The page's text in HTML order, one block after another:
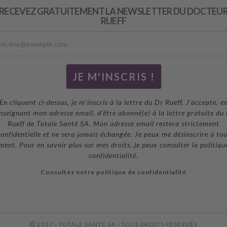
GRATUITEMENT LA NEWSLETTER DU
RUEFF
cliquant ci-dessus, je m'inscris à la lettre du Dr Rueff. J’accepte, en
mon adresse email, d’être abonné(e) à la lettre gratuite du
Rueff de Totale Santé SA. Mon adresse email restera strictement
et ne sera jamais échangée. Je peux me désinscrire à
Pour en savoir plus sur mes droits, je peux consulter la
confidentialité.
Consultez notre politique de confidentialité
2017 - TOTALE SANTÉ SA - TOUS DROITS RÉSERVÉS